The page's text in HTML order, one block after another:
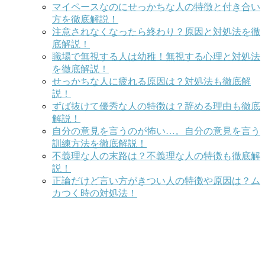
マイペースなのにせっかちな人の特徴と付き合い
方を徹底解説！
注意されなくなったら終わり？原因と対処法を徹
底解説！
職場で無視する人は幼稚！無視する心理と対処法
を徹底解説！
せっかちな人に疲れる原因は？対処法も徹底解
説！
ずば抜けて優秀な人の特徴は？辞める理由も徹底
解説！
自分の意見を言うのが怖い…。自分の意見を言う
訓練方法を徹底解説！
不義理な人の末路は？不義理な人の特徴も徹底解
説！
正論だけど言い方がきつい人の特徴や原因は？ム
カつく時の対処法！